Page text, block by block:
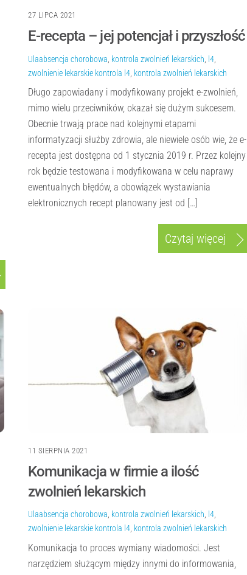
27 LIPCA 2021
E-recepta – jej potencjał i przyszłość
Ulaabsencja chorobowa, kontrola zwolnień lekarskich, l4,
zwolnienie lekarskie kontrola l4, kontrola zwolnień lekarskich
Długo zapowiadany i modyfikowany projekt e-zwolnień,
mimo wielu przeciwników, okazał się dużym sukcesem.
Obecnie trwają prace nad kolejnymi etapami
informatyzacji służby zdrowia, ale niewiele osób wie, że e-
recepta jest dostępna od 1 stycznia 2019 r. Przez kolejny
rok będzie testowana i modyfikowana w celu naprawy
ewentualnych błędów, a obowiązek wystawiania
elektronicznych recept planowany jest od […]
Czytaj więcej
11 SIERPNIA 2021
Komunikacja w firmie a ilość
zwolnień lekarskich
Ulaabsencja chorobowa, kontrola zwolnień lekarskich, l4,
zwolnienie lekarskie kontrola l4, kontrola zwolnień lekarskich
Komunikacja to proces wymiany wiadomości. Jest
narzędziem służącym między innymi do informowania,